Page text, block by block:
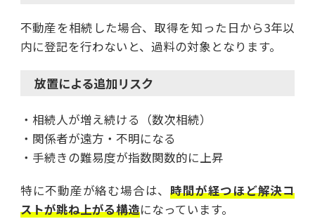
不動産を相続した場合、取得を知った日から3年以
内に登記を行わないと、過料の対象となります。
放置による追加リスク
・相続人が増え続ける（数次相続）
・関係者が遠方・不明になる
・手続きの難易度が指数関数的に上昇
特に不動産が絡む場合は、時間が経つほど解決コ
ストが跳ね上がる構造になっています。